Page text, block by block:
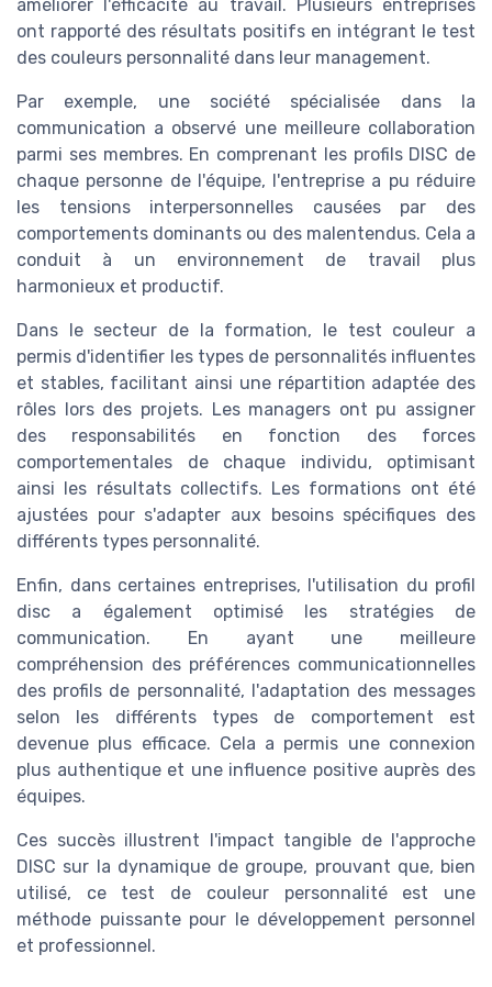
améliorer l'efficacité au travail. Plusieurs entreprises
ont rapporté des résultats positifs en intégrant le test
des couleurs personnalité dans leur management.
Par exemple, une société spécialisée dans la
communication a observé une meilleure collaboration
parmi ses membres. En comprenant les profils DISC de
chaque personne de l'équipe, l'entreprise a pu réduire
les tensions interpersonnelles causées par des
comportements dominants ou des malentendus. Cela a
conduit à un environnement de travail plus
harmonieux et productif.
Dans le secteur de la formation, le test couleur a
permis d'identifier les types de personnalités influentes
et stables, facilitant ainsi une répartition adaptée des
rôles lors des projets. Les managers ont pu assigner
des responsabilités en fonction des forces
comportementales de chaque individu, optimisant
ainsi les résultats collectifs. Les formations ont été
ajustées pour s'adapter aux besoins spécifiques des
différents types personnalité.
Enfin, dans certaines entreprises, l'utilisation du profil
disc a également optimisé les stratégies de
communication. En ayant une meilleure
compréhension des préférences communicationnelles
des profils de personnalité, l'adaptation des messages
selon les différents types de comportement est
devenue plus efficace. Cela a permis une connexion
plus authentique et une influence positive auprès des
équipes.
Ces succès illustrent l'impact tangible de l'approche
DISC sur la dynamique de groupe, prouvant que, bien
utilisé, ce test de couleur personnalité est une
méthode puissante pour le développement personnel
et professionnel.